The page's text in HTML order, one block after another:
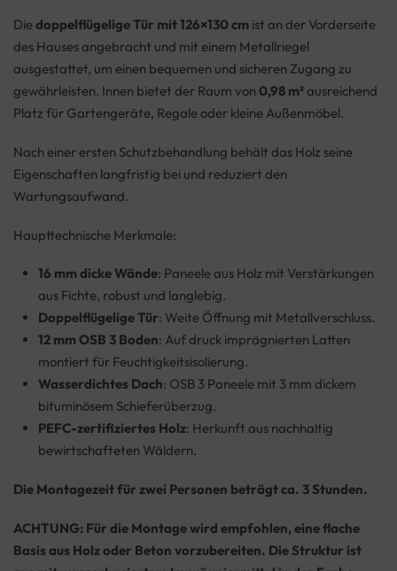
Diedoppelflügelige Tür mit 126×130 cm ist an der Vorderseite
des Hauses angebracht und mit einem Metallriegel
ausgestattet, um einen bequemen und sicheren Zugang zu
gewährleisten. Innen bietet der Raum von 0,98 m² ausreichend
Platz für Gartengeräte, Regale oder kleine Außenmöbel.
Nach einer ersten Schutzbehandlung behält das Holz seine
Eigenschaften langfristig bei und reduziert den
Wartungsaufwand.
Haupttechnische Merkmale:
16 mm dicke Wände: Paneele aus Holz mit Verstärkungen
aus Fichte, robust und langlebig.
Doppelflügelige Tür: Weite Öffnung mit Metallverschluss.
12 mm OSB 3 Boden: Auf druck imprägnierten Latten
montiert für Feuchtigkeitsisolierung.
Wasserdichtes Dach: OSB 3 Paneele mit 3 mm dickem
bituminösem Schieferüberzug.
PEFC-zertifiziertes Holz: Herkunft aus nachhaltig
bewirtschafteten Wäldern.
Die Montagezeit für zwei Personen beträgt ca. 3 Stunden.
ACHTUNG: Für die Montage wird empfohlen, eine flache
Basis aus Holz oder Beton vorzubereiten. Die Struktur ist